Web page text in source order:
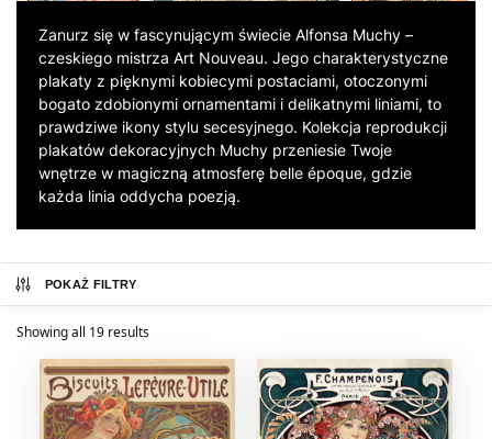
Zanurz się w fascynującym świecie Alfonsa Muchy –
czeskiego mistrza Art Nouveau. Jego charakterystyczne
plakaty z pięknymi kobiecymi postaciami, otoczonymi
bogato zdobionymi ornamentami i delikatnymi liniami, to
prawdziwe ikony stylu secesyjnego. Kolekcja reprodukcji
plakatów dekoracyjnych Muchy przeniesie Twoje
wnętrze w magiczną atmosferę belle époque, gdzie
każda linia oddycha poezją.
POKAŻ FILTRY
Showing all 19 results